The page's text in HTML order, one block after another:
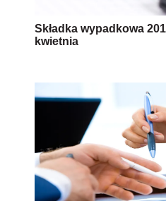
Składka wypadkowa
kwietnia